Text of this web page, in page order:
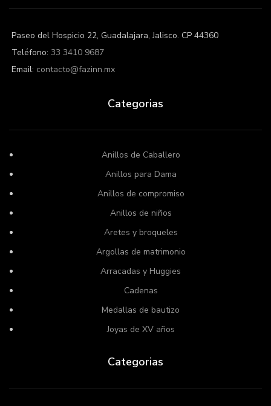
Paseo del Hospicio 22, Guadalajara, Jalisco. CP 44360
Teléfono: 33 3410 9687
Email: contacto@fazinn.mx
Categorias
Anillos de Caballero
Anillos para Dama
Anillos de compromiso
Anillos de niños
Aretes y broqueles
Argollas de matrimonio
Arracadas y Huggies
Cadenas
Medallas de bautizo
Joyas de XV años
Categorias